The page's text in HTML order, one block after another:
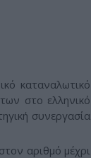
καταναλωτικό
στο ελληνικό
συνεργασία
αριθμό μέχρι